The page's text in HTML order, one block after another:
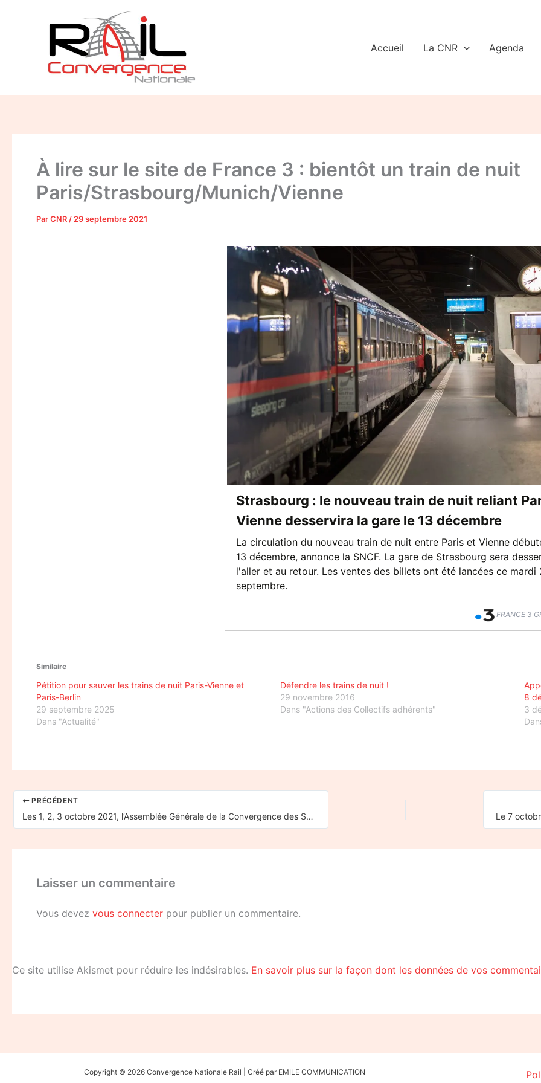
Accueil La CNR Agenda
À lire sur le site de France 3 : bientôt un train de nuit
Paris/Strasbourg/Munich/Vienne
ParCNR / 29 septembre 2021
Strasbourg : le nouveau train de nuit reliant
Vienne desservira la gare le 13 décembre
La circulation du nouveau train de nuit entre Paris et Vienne
13 décembre, annonce la SNCF. La gare de Strasbourg sera
l'aller et au retour. Les ventes des billets ont été lancées ce mardi
septembre.
FRANCE 3
Similaire
Pétition pour sauver les trains de nuit Paris-Vienne et
Paris-Berlin
29 septembre 2025
Dans "Actualité"
Défendre les trains de nuit !
29 novembre 2016
Dans "Actions des Collectifs adhérents"
8
3
PRÉCÉDENT
Les 1, 2, 3 octobre 2021, l’Assemblée Générale de la Convergence des Services Publics
Laisser un commentaire
Vous devez vous connecter pour publier un commentaire.
Ce site utilise Akismet pour réduire les indésirables. En savoir plus sur la façon dont les données de vos
Copyright © 2026 Convergence Nationale Rail | Créé par EMILE COMMUNICATION